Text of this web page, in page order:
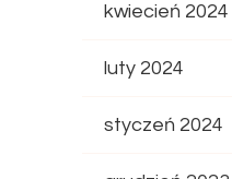
kwiecień 2024
luty 2024
styczeń 2024